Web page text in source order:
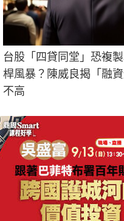
台股「四貸同堂」恐複
桿風暴？陳威良揭「融資
不高